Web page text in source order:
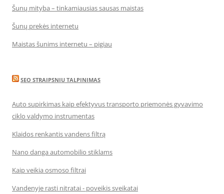
Šunų mityba – tinkamiausias sausas maistas
Šunų prekės internetu
Maistas šunims internetu – pigiau
SEO STRAIPSNIU TALPINIMAS
Auto supirkimas kaip efektyvus transporto priemonės gyvavimo
ciklo valdymo instrumentas
Klaidos renkantis vandens filtrą
Nano danga automobilio stiklams
Kaip veikia osmoso filtrai
Vandenyje rasti nitratai - poveikis sveikatai